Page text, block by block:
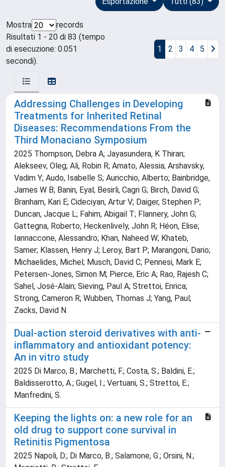
Mostra
records
Risultati 1 - 20 di 83 (tempo
di esecuzione: 0.051
secondi).
1 2 3 4 5
Addressing Challenges in Developing
Treatments for Inherited Retinal
Diseases: Recommendations From the
Third Monaciano Symposium
2025 Thompson, Debra A; Jayasundera, K Thiran;
Alekseev, Oleg; Ali, Robin R; Amato, Alessia; Arshavsky,
Vadim Y; Audo, Isabelle S; Auricchio, Alberto; Bainbridge,
James W B; Banin, Eyal; Besirli, Cagri G; Birch, David G;
Branham, Kari E; Cideciyan, Artur V; Daiger, Stephen P;
Duncan, Jacque L; Fahim, Abigail T; Flannery, John G;
Gattegna, Roberto; Heckenlively, John R; Héon, Elise;
Iannaccone, Alessandro; Khan, Naheed W; Khateb,
Samer; Klassen, Henry J; Leroy, Bart P; Marangoni, Dario;
Michaelides, Michel; Musch, David C; Pennesi, Mark E;
Petersen-Jones, Simon M; Pierce, Eric A; Rao, Rajesh C;
Sahel, José-Alain; Sieving, Paul A; Strettoi, Enrica;
Strong, Cameron R; Wubben, Thomas J; Yang, Paul;
Zacks, David N
Dual-action steroid derivatives with anti-
inflammatory and antioxidant potency:
An in vitro study
2025 Di Marco, B.; Marchetti, F.; Costa, S.; Baldini, E.;
Baldisserotto, A.; Gugel, I.; Vertuani, S.; Strettoi, E.;
Manfredini, S.
Keeping the lights on: a new role for an
old drug to support cone survival in
Retinitis Pigmentosa
2025 Napoli, D.; Di Marco, B.; Salamone, G.; Orsini, N.;